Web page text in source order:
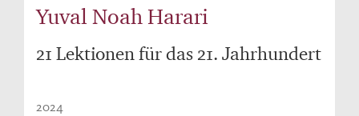
Yuval Noah Harari
21 Lektionen für das 21. Jahrhundert
2024